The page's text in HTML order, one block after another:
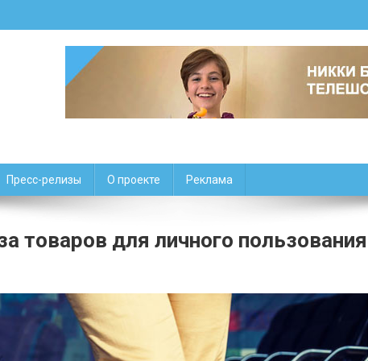
Пресс-релизы О проекте Реклама
товаров для личного пользования